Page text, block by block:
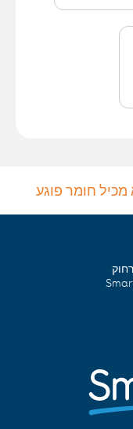
מכיל חומר פוגע